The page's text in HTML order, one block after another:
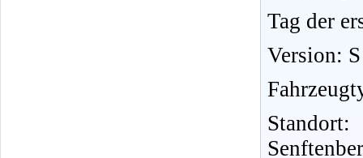
Tag der
Version: S